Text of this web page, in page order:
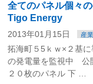
全てのパネル個々
Tigo Energy
2013年01月15日 産
拓海町５5ｋｗ×２基
の発電量を監視中 公
２０枚のパネル 下 …